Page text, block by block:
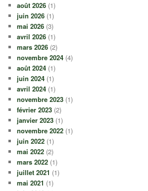
août 2026 (1)
juin 2026 (1)
mai 2026 (3)
avril 2026 (1)
mars 2026 (2)
novembre 2024 (4)
août 2024 (1)
juin 2024 (1)
avril 2024 (1)
novembre 2023 (1)
février 2023 (2)
janvier 2023 (1)
novembre 2022 (1)
juin 2022 (1)
mai 2022 (2)
mars 2022 (1)
juillet 2021 (1)
mai 2021 (1)